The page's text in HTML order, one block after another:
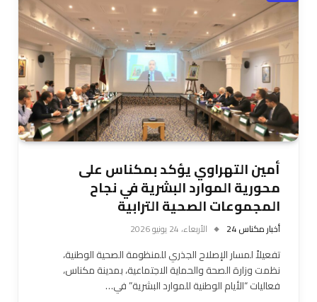
أمين التهراوي يؤكد بمكناس على
محورية الموارد البشرية في نجاح
المجموعات الصحية الترابية
أخبار مكناس 24 الأربعاء، 24 يونيو 2026
تفعيلاً لمسار الإصلاح الجذري للمنظومة الصحية الوطنية،
نظمت وزارة الصحة والحماية الاجتماعية، بمدينة مكناس،
فعاليات “الأيام الوطنية للموارد البشرية” في…